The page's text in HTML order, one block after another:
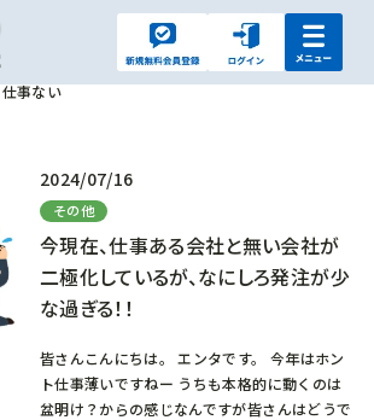
仕事ない
2024/07/16
その他
今現在、仕事ある会社と無い会社が
二極化しているが、なにしろ発注が少
な過ぎる！！
皆さんこんにちは。 エンタです。 今年はホン
ト仕事薄いですねー うちも本格的に動くのは
盆明け？からの感じなんですが皆さんはどうで